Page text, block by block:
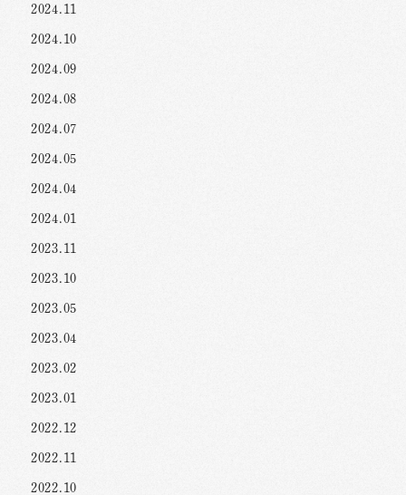
2024.11
2024.10
2024.09
2024.08
2024.07
2024.05
2024.04
2024.01
2023.11
2023.10
2023.05
2023.04
2023.02
2023.01
2022.12
2022.11
2022.10